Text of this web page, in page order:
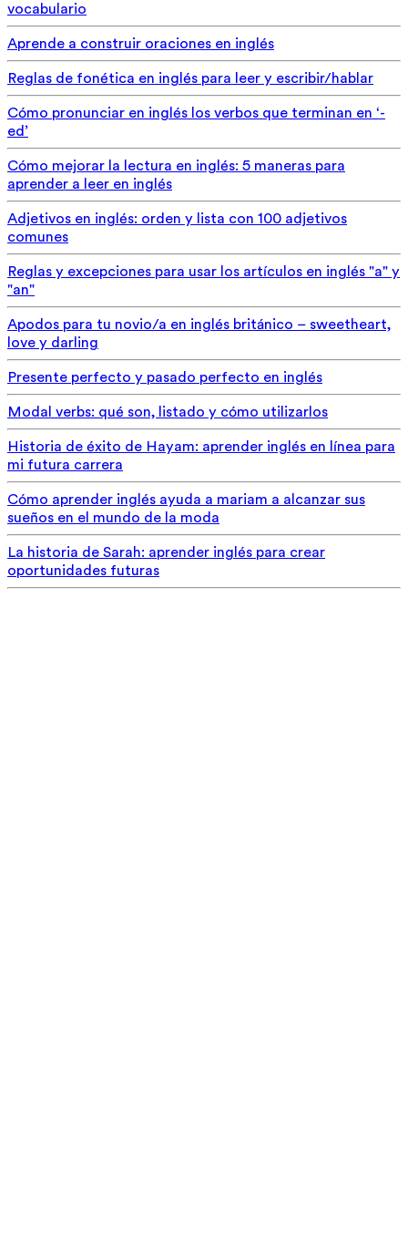
vocabulario
Aprende a construir oraciones en inglés
Reglas de fonética en inglés para leer y escribir/hablar
Cómo pronunciar en inglés los verbos que terminan en ‘-
ed’
Cómo mejorar la lectura en inglés: 5 maneras para
aprender a leer en inglés
Adjetivos en inglés: orden y lista con 100 adjetivos
comunes
Reglas y excepciones para usar los artículos en inglés "a" y
"an"
Apodos para tu novio/a en inglés británico – sweetheart,
love y darling
Presente perfecto y pasado perfecto en inglés
Modal verbs: qué son, listado y cómo utilizarlos
Historia de éxito de Hayam: aprender inglés en línea para
mi futura carrera
Cómo aprender inglés ayuda a mariam a alcanzar sus
sueños en el mundo de la moda
La historia de Sarah: aprender inglés para crear
oportunidades futuras